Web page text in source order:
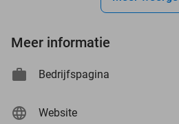
Meer informatie
Bedrijfspagina
Website